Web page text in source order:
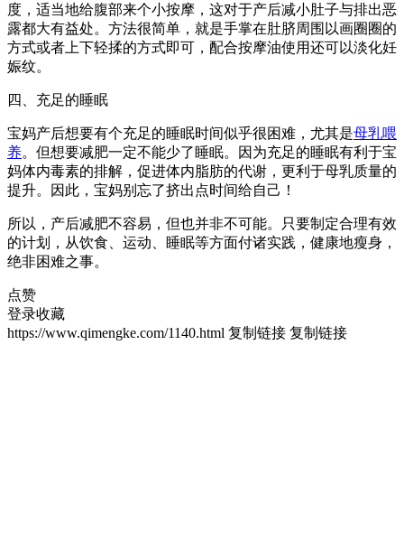
度，适当地给腹部来个小按摩，这对于产后减小肚子与排出恶
露都大有益处。方法很简单，就是手掌在肚脐周围以画圈圈的
方式或者上下轻揉的方式即可，配合按摩油使用还可以淡化妊
娠纹。
四、充足的睡眠
宝妈产后想要有个充足的睡眠时间似乎很困难，尤其是母乳喂
养。但想要减肥一定不能少了睡眠。因为充足的睡眠有利于宝
妈体内毒素的排解，促进体内脂肪的代谢，更利于母乳质量的
提升。因此，宝妈别忘了挤出点时间给自己！
所以，产后减肥不容易，但也并非不可能。只要制定合理有效
的计划，从饮食、运动、睡眠等方面付诸实践，健康地瘦身，
绝非困难之事。
点赞
登录收藏
https://www.qimengke.com/1140.html 复制链接 复制链接